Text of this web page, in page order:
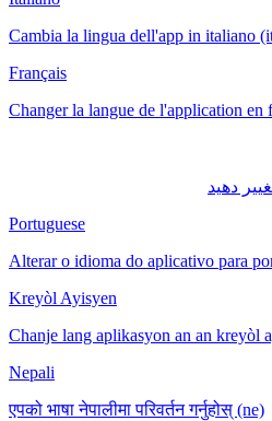
Cambia la lingua dell'app in italiano
Français
Changer la langue de l'application en
Portuguese
Alterar o idioma do aplicativo para
Kreyòl Ayisyen
Chanje lang aplikasyon an an kreyòl
Nepali
एपको भाषा नेपालीमा परिवर्तन गर्नुहोस् (ne)